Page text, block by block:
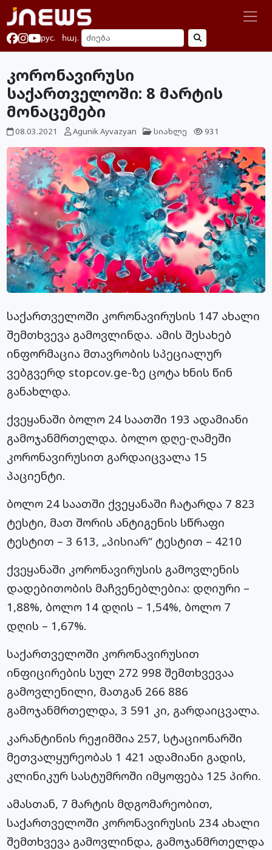
рус. հայ.
კორონავირუსი
საქართველოში: 8 მარტის
მონაცემები
08.03.2021 Agunik Ayvazyan სიახლე 931
საქართველოში კორონავირუსის 147 ახალი
შემთხვევა გამოვლინდა. ამის შესახებ
ინფორმაცია მთავრობის სპეციალურ
ვებგვერდ stopcov.ge-ზე ცოტა ხნის წინ
განახლდა.
ქვეყანაში ბოლო 24 საათში 193 ადამიანი
გამოჯანმრთელდა. ბოლო დღე-ღამეში
კორონავირუსით გარდაიცვალა 15
პაციენტი.
ბოლო 24 საათში ქვეყანაში ჩატარდა 7 823
ტესტი, მათ შორის ანტიგენის სწრაფი
ტესტით – 3 613, „პისიარ“ ტესტით – 4210
ქვეყანაში კორონავირუსის გამოვლენის
დადებითობის მაჩვენებლებია: დღიური –
1,88%, ბოლო 14 დღის – 1,54%, ბოლო 7
დღის – 1,67%.
საქართველოში კორონავირუსით
ინფიცირების სულ 272 998 შემთხვევაა
გამოვლენილი, მათგან 266 886
გამოჯანმრთელდა, 3 591 კი, გარდაიცვალა.
კარანტინის რეჟიმშია 257, სტაციონარში
მეთვალყურეობას 1 421 ადამიანი გადის,
კლინიკურ სასტუმროში იმყოფება 125 პირი.
ამასთან, 7 მარტის მდგომარეობით,
საქართველოში კორონავირუსის 234 ახალი
შემთხვევა გამოვლინდა, გამოჯანმრთელდა